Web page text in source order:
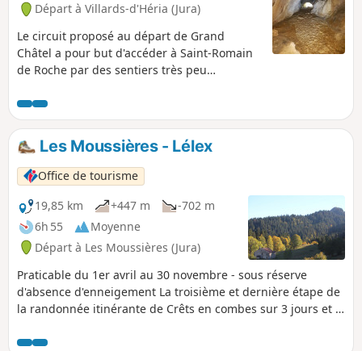
Départ à Villards-d'Héria (Jura)
Le circuit proposé au départ de Grand
Châtel a pour but d'accéder à Saint-Romain
de Roche par des sentiers très peu
plateau surplombant la vallée de la Bienne.
Une partie du circuit est intensive au niveau
de l’ascension (un peu sportive). De ce fait,
elle a été classifiée comme difficile. Soyez
bien chaussé et équipé de bâtons de
randonnée. Le parcours situé au niveau du
plateau est plutôt facile avec de beaux
points de vue.
Les Moussières - Lélex
Office de tourisme
19,85 km
+447 m
-702 m
6h 55
Moyenne
Départ à Les Moussières (Jura)
Praticable du 1er avril au 30 novembre - sous réserve
d'absence d'enneigement La troisième et dernière étape de
la randonnée itinérante de Crêts en combes sur 3 jours et 2
l’itinéraire principal de la GTJ et la variante proposée via